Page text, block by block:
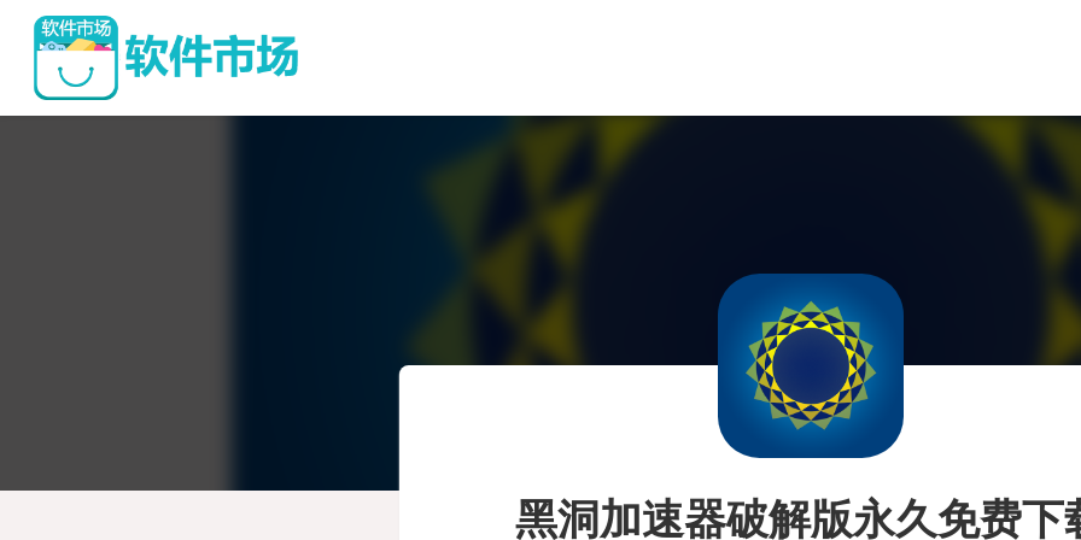
黑洞加速器破解版永久免费下